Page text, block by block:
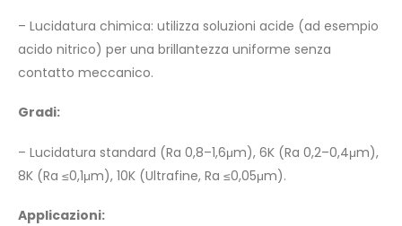
– Lucidatura chimica: utilizza soluzioni acide (ad esempio
acido nitrico) per una brillantezza uniforme senza
contatto meccanico.
Gradi:
– Lucidatura standard (Ra 0,8–1,6μm), 6K (Ra 0,2–0,4μm),
8K (Ra ≤0,1μm), 10K (Ultrafine, Ra ≤0,05μm).
Applicazioni: